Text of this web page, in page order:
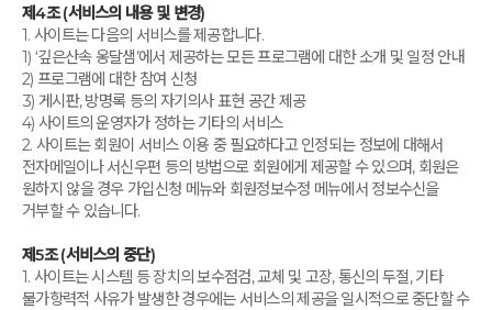
제4조 (서비스의 내용 및 변경)
1. 사이트는 다음의 서비스를 제공합니다.
1) ‘깊은산속 옹달샘’에서 제공하는 모든 프로그램에 대한 소개 및 일정 안내
2) 프로그램에 대한 참여 신청
3) 게시판, 방명록 등의 자기의사 표현 공간 제공
4) 사이트의 운영자가 정하는 기타의 서비스
2. 사이트는 회원이 서비스 이용 중 필요하다고 인정되는 정보에 대해서
전자메일이나 서신우편 등의 방법으로 회원에게 제공할 수 있으며, 회원은
원하지 않을 경우 가입신청 메뉴와 회원정보수정 메뉴에서 정보수신을
거부할 수 있습니다.
제5조 (서비스의 중단)
1. 사이트는 시스템 등 장치의 보수점검, 교체 및 고장, 통신의 두절, 기타
불가항력적 사유가 발생한 경우에는 서비스의 제공을 일시적으로 중단할 수